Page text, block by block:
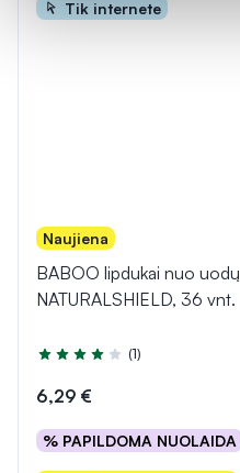
Tik internete
Naujiena
BABOO lipdukai nuo uodų
NATURALSHIELD, 36 vnt.
Įvertinimas 4.0 iš 5
(1)
6,29 €
% PAPILDOMA NUOLAIDA